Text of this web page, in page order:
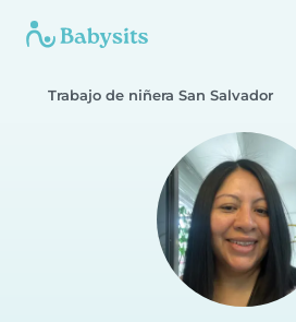
Trabajo de niñera San Salvador